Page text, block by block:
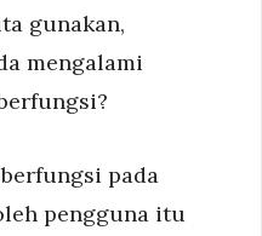
gunakan,
mengalami
pada
pengguna itu